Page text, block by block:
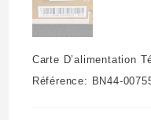
Carte D’alimentation
Référence: BN44-